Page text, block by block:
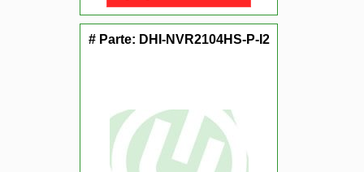
# Parte: DHI-NVR2104HS-P-I2